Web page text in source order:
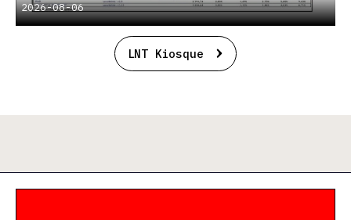
2026-08-06
LNT Kiosque